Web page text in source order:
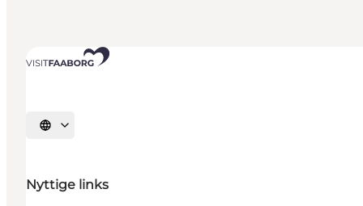
Vælg sprog
Nyttige links